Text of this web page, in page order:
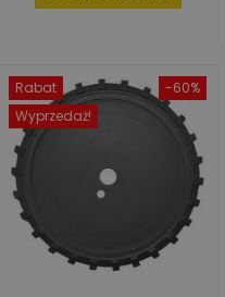
-60%
Rabat
Wyprzedaż!